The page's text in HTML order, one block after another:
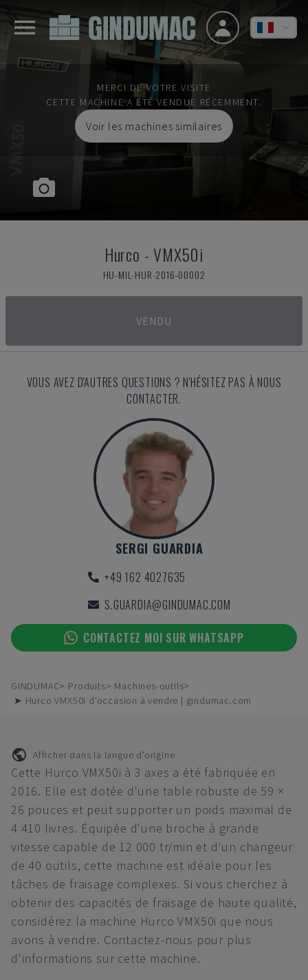
MERCI DE VOTRE VISITE
CETTE MACHINE A ÉTÉ VENDUE RÉCEMMENT.
Voir les machines similaires
Hurco -VMX50i
HU-MIL-HUR-2016-00002
VENDU
VOUS AVEZ D'AUTRES QUESTIONS ? N'HÉSITEZ PAS À NOUS
CONTACTER.
SERGI GUARDIA
+49 162 4027635
S.GUARDIA@GINDUMAC.COM
CONTACTEZ MOI SUR WHATSAPP
GINDUMAC Produits
Machines-outils
➤ Hurco VMX50i d'occasion à vendre | gindumac.com
Afficher dans la langue d'origine
Cette Hurco VMX50i à 3 axes a été fabriquée en
2016. Elle est dotée d'une table robuste de 59 ×
26 pouces et peut supporter un poids maximal de
4 410 livres. Équipée d'une broche à grande
vitesse capable de 12 000 tr/min et d'un changeur
de 40 outils, cette machine est idéale pour les
tâches de fraisage complexes. Si vous cherchez à
obtenir des capacités de fraisage de haute qualité,
considérez la machine Hurco VMX50i que nous
avons à vendre. Contactez-nous pour plus
d'informations sur cette machine.